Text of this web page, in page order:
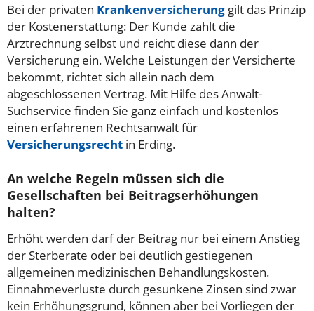
Bei der privaten Krankenversicherung gilt das Prinzip
der Kostenerstattung: Der Kunde zahlt die
Arztrechnung selbst und reicht diese dann der
Versicherung ein. Welche Leistungen der Versicherte
bekommt, richtet sich allein nach dem
abgeschlossenen Vertrag. Mit Hilfe des Anwalt-
Suchservice finden Sie ganz einfach und kostenlos
einen erfahrenen Rechtsanwalt für
Versicherungsrecht in Erding.
An welche Regeln müssen sich die
Gesellschaften bei Beitragserhöhungen
halten?
Erhöht werden darf der Beitrag nur bei einem Anstieg
der Sterberate oder bei deutlich gestiegenen
allgemeinen medizinischen Behandlungskosten.
Einnahmeverluste durch gesunkene Zinsen sind zwar
kein Erhöhungsgrund, können aber bei Vorliegen der